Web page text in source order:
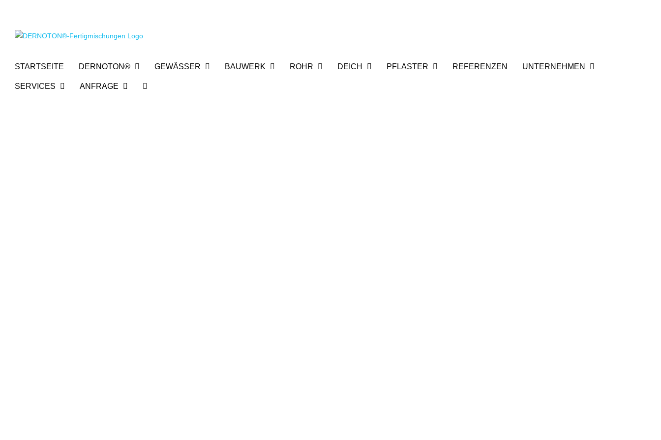
springen
STARTSEITE DERNOTON® GEWÄSSER BAUWERK ROHR DEICH PFLASTER REFERENZEN UNTERNEHMEN
SERVICES ANFRAGE